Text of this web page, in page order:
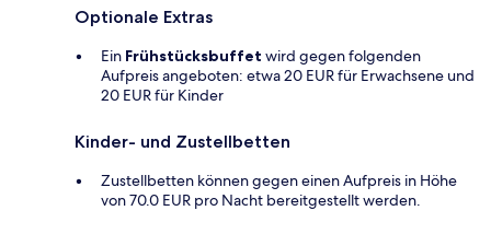
Optionale Extras
Ein Frühstücksbuffet wird gegen folgenden
Aufpreis angeboten: etwa 20 EUR für Erwachsene und
20 EUR für Kinder
Kinder- und Zustellbetten
Zustellbetten können gegen einen Aufpreis in Höhe
von 70.0 EUR pro Nacht bereitgestellt werden.